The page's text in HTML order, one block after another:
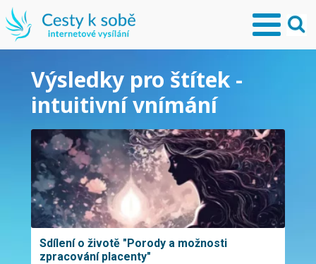
Výsledky pro štítek -
intuitivní vnímání
Sdílení o životě "Porody a možnosti
zpracování placenty"